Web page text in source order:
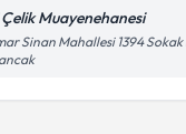
Muayenehanesi
Sinan Mahallesi 1394 Sokak